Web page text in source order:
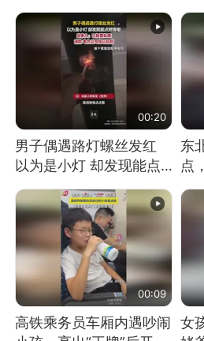
消
00:20
男子偶遇路灯螺丝发红
以为是小灯 却发现能点
处理
东
点
00:09
高铁乘务员车厢内遇吵闹
女